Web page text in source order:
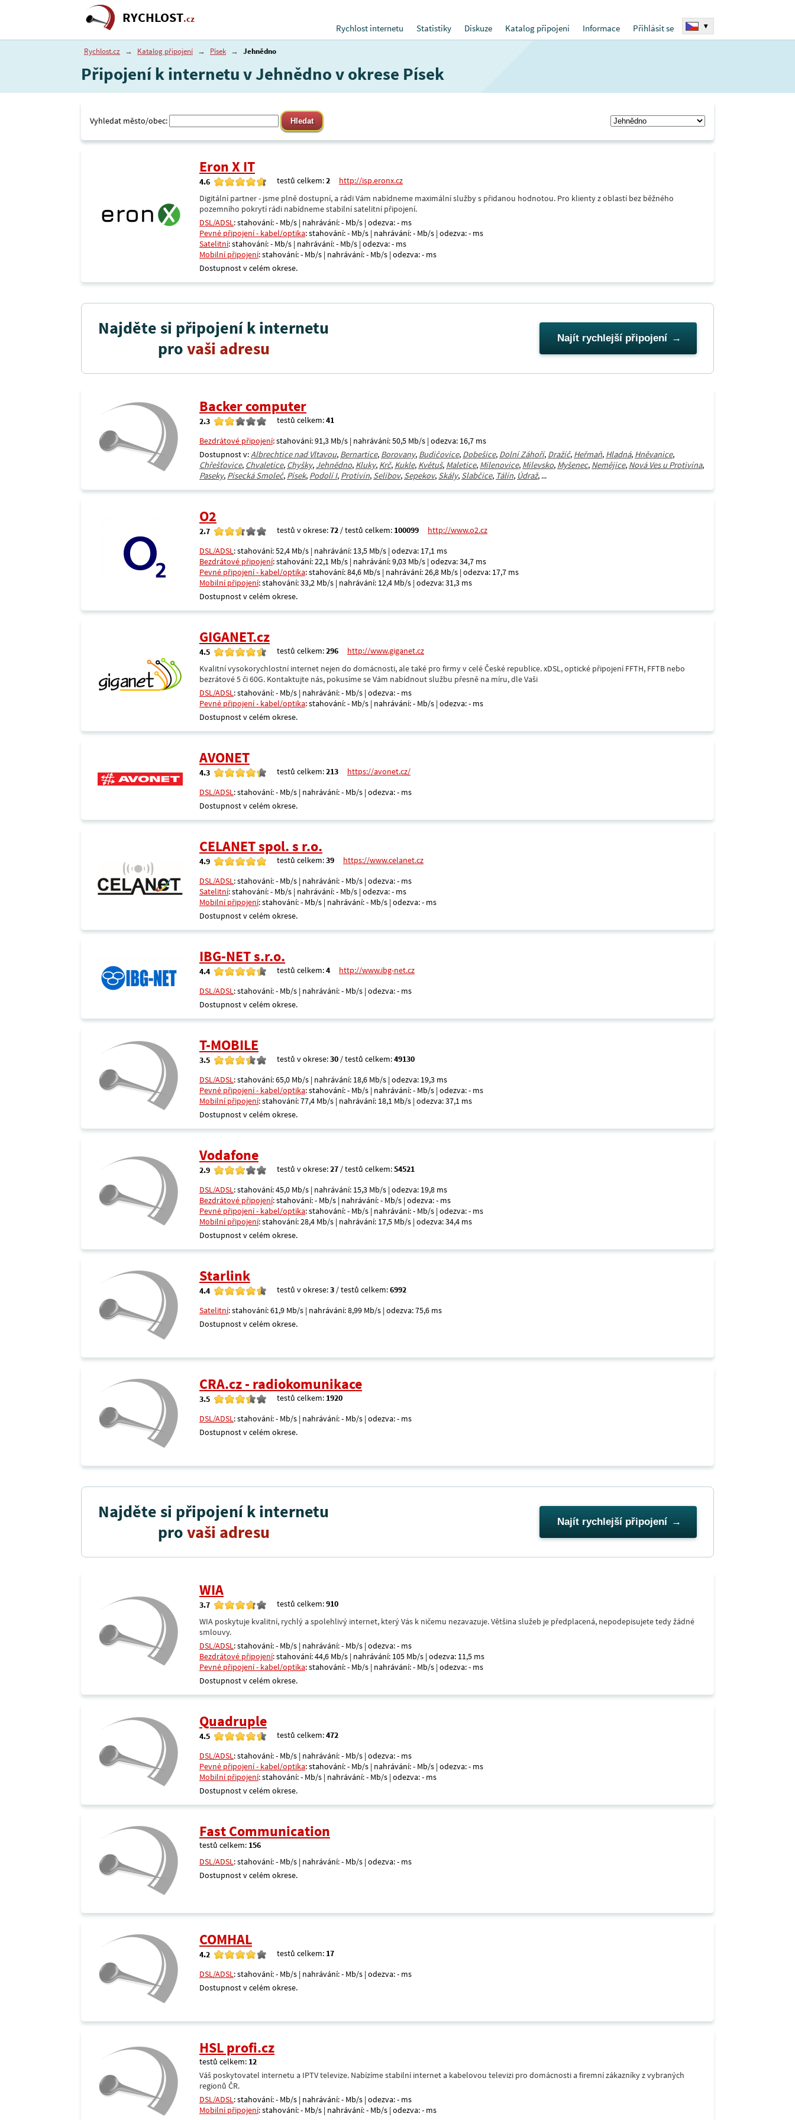
RYCHLOST.cz
Rychlost internetu
Statistiky Diskuze Katalog připojení Informace Přihlásit se ▾
Rychlost.cz → Katalog připojení → Písek → Jehnědno
Připojení k internetu v Jehnědno v okrese Písek
Vyhledat město/obec:
Eron X IT
4.6 testů celkem:2
http://isp.eronx.cz
Digitální partner - jsme plně dostupní, a rádi Vám nabídneme maximální služby s přidanou hodnotou. Pro klienty z oblastí bez běžného
pozemního pokrytí rádi nabídneme stabilní satelitní připojení.
DSL/ADSL: stahování: - Mb/s | nahrávání: - Mb/s | odezva: - ms
Pevné připojení - kabel/optika: stahování: - Mb/s | nahrávání: - Mb/s | odezva: - ms
Satelitní: stahování: - Mb/s | nahrávání: - Mb/s | odezva: - ms
Mobilní připojení: stahování: - Mb/s | nahrávání: - Mb/s | odezva: - ms
Dostupnost v celém okrese.
Najděte si připojení k internetu
provaši adresu Najít rychlejší připojení
Backer computer
2.3 testů celkem:41
Bezdrátové připojení: stahování: 91,3 Mb/s | nahrávání: 50,5 Mb/s | odezva: 16,7 ms
Dostupnost v:Albrechtice nad Vltavou, Bernartice, Borovany, Budičovice, Dobešice, Dolní Záhoří, Dražíč, Heřmaň, Hladná, Hněvanice,
Chřešťovice, Chvaletice, Chyšky, Jehnědno, Kluky, Krč, Kukle, Květuš, Maletice, Milenovice, Milevsko, Myšenec, Nemějice, Nová Ves u Protivína,
Paseky, Písecká Smoleč, Písek, Podolí I, Protivín, Selibov, Sepekov, Skály, Slabčice, Tálín, Údraž, ...
O2
2.7 testů v okrese:72 / testů celkem: 100099
http://www.o2.cz
DSL/ADSL: stahování: 52,4 Mb/s | nahrávání: 13,5 Mb/s | odezva: 17,1 ms
Bezdrátové připojení: stahování: 22,1 Mb/s | nahrávání: 9,03 Mb/s | odezva: 34,7 ms
Pevné připojení - kabel/optika: stahování: 84,6 Mb/s | nahrávání: 26,8 Mb/s | odezva: 17,7 ms
Mobilní připojení: stahování: 33,2 Mb/s | nahrávání: 12,4 Mb/s | odezva: 31,3 ms
Dostupnost v celém okrese.
GIGANET.cz
4.5 testů celkem:296
http://www.giganet.cz
Kvalitní vysokorychlostní internet nejen do domácnosti, ale také pro firmy v celé České republice. xDSL, optické připojení FFTH, FFTB nebo
bezrátové 5 či 60G. Kontaktujte nás, pokusíme se Vám nabídnout službu přesně na míru, dle Vaši
DSL/ADSL: stahování: - Mb/s | nahrávání: - Mb/s | odezva: - ms
Pevné připojení - kabel/optika: stahování: - Mb/s | nahrávání: - Mb/s | odezva: - ms
Dostupnost v celém okrese.
AVONET
4.3 testů celkem:213
https://avonet.cz/
DSL/ADSL: stahování: - Mb/s | nahrávání: - Mb/s | odezva: - ms
Dostupnost v celém okrese.
CELANET spol. s r.o.
4.9 testů celkem:39
https://www.celanet.cz
DSL/ADSL: stahování: - Mb/s | nahrávání: - Mb/s | odezva: - ms
Satelitní: stahování: - Mb/s | nahrávání: - Mb/s | odezva: - ms
Mobilní připojení: stahování: - Mb/s | nahrávání: - Mb/s | odezva: - ms
Dostupnost v celém okrese.
IBG-NET s.r.o.
4.4 testů celkem:4
http://www.ibg-net.cz
DSL/ADSL: stahování: - Mb/s | nahrávání: - Mb/s | odezva: - ms
Dostupnost v celém okrese.
T-MOBILE
3.5 testů v okrese:30 / testů celkem:49130
DSL/ADSL: stahování: 65,0 Mb/s | nahrávání: 18,6 Mb/s | odezva: 19,3 ms
Pevné připojení - kabel/optika: stahování: - Mb/s | nahrávání: - Mb/s | odezva: - ms
Mobilní připojení: stahování: 77,4 Mb/s | nahrávání: 18,1 Mb/s | odezva: 37,1 ms
Dostupnost v celém okrese.
Vodafone
2.9 testů v okrese:27 / testů celkem:54521
DSL/ADSL: stahování: 45,0 Mb/s | nahrávání: 15,3 Mb/s | odezva: 19,8 ms
Bezdrátové připojení: stahování: - Mb/s | nahrávání: - Mb/s | odezva: - ms
Pevné připojení - kabel/optika: stahování: - Mb/s | nahrávání: - Mb/s | odezva: - ms
Mobilní připojení: stahování: 28,4 Mb/s | nahrávání: 17,5 Mb/s | odezva: 34,4 ms
Dostupnost v celém okrese.
Starlink
4.4 testů v okrese:3 / testů celkem:6992
Satelitní: stahování: 61,9 Mb/s | nahrávání: 8,99 Mb/s | odezva: 75,6 ms
Dostupnost v celém okrese.
CRA.cz - radiokomunikace
3.5 testů celkem: 1920
DSL/ADSL: stahování: - Mb/s | nahrávání: - Mb/s | odezva: - ms
Dostupnost v celém okrese.
Najděte si připojení k internetu
provaši adresu Najít rychlejší připojení
WIA
3.7 testů celkem:910
WIA poskytuje kvalitní, rychlý a spolehlivý internet, který Vás k ničemu nezavazuje. Většina služeb je předplacená, nepodepisujete tedy žádné
smlouvy.
DSL/ADSL: stahování: - Mb/s | nahrávání: - Mb/s | odezva: - ms
Bezdrátové připojení: stahování: 44,6 Mb/s | nahrávání: 105 Mb/s | odezva: 11,5 ms
Pevné připojení - kabel/optika: stahování: - Mb/s | nahrávání: - Mb/s | odezva: - ms
Dostupnost v celém okrese.
Quadruple
4.5 testů celkem:472
DSL/ADSL: stahování: - Mb/s | nahrávání: - Mb/s | odezva: - ms
Pevné připojení - kabel/optika: stahování: - Mb/s | nahrávání: - Mb/s | odezva: - ms
Mobilní připojení: stahování: - Mb/s | nahrávání: - Mb/s | odezva: - ms
Dostupnost v celém okrese.
Fast Communication
testů celkem: 156
DSL/ADSL: stahování: - Mb/s | nahrávání: - Mb/s | odezva: - ms
Dostupnost v celém okrese.
COMHAL
4.2 testů celkem: 17
DSL/ADSL: stahování: - Mb/s | nahrávání: - Mb/s | odezva: - ms
Dostupnost v celém okrese.
HSL profi.cz
testů celkem: 12
Váš poskytovatel internetu a IPTV televize. Nabízíme stabilní internet a kabelovou televizi pro domácnosti a firemní zákazníky z vybraných
regionů ČR.
DSL/ADSL: stahování: - Mb/s | nahrávání: - Mb/s | odezva: - ms
Mobilní připojení: stahování: - Mb/s | nahrávání: - Mb/s | odezva: - ms